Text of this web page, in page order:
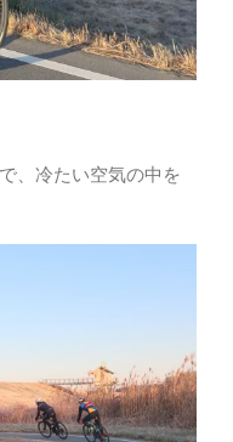
、冷たい空気の中を